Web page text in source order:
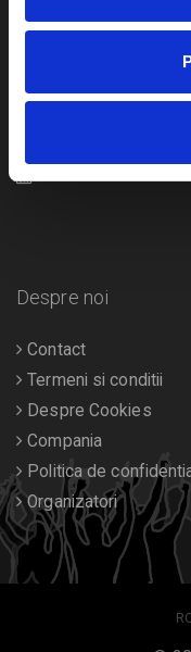
Cultura
Calendar
Despre noi
Contact
Termeni si conditii
Despre Cookies
Compania
Politica de
Organizatori